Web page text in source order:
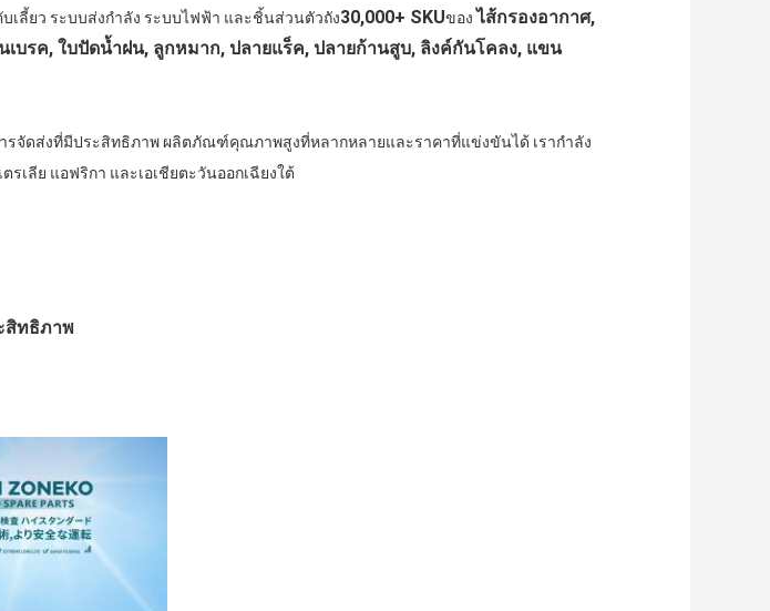
เลี้ยว ระบบส่งกำลัง ระบบไฟฟ้า และชิ้นส่วนตัวถัง30,000+ SKUของ ไส้กรองอากาศ,
เบรค, ใบปัดน้ำฝน, ลูกหมาก, ปลายแร็ค, ปลายก้านสูบ, ลิงค์กันโคลง, แขน
จัดส่งที่มีประสิทธิภาพ ผลิตภัณฑ์คุณภาพสูงที่หลากหลายและราคาที่แข่งขันได้ เรากำลัง
รเลีย แอฟริกา และเอเชียตะวันออกเฉียงใต้
สิทธิภาพ